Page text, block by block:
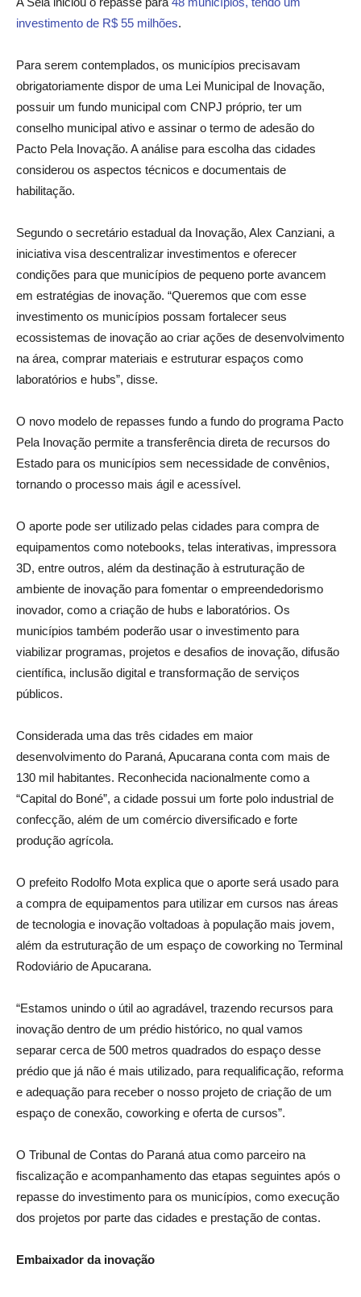
investimento de R$ 55 milhões.
Para serem contemplados, os municípios precisavam
obrigatoriamente dispor de uma Lei Municipal de Inovação,
possuir um fundo municipal com CNPJ próprio, ter um
conselho municipal ativo e assinar o termo de adesão do
Pacto Pela Inovação. A análise para escolha das cidades
considerou os aspectos técnicos e documentais de
habilitação.
Segundo o secretário estadual da Inovação, Alex Canziani, a
iniciativa visa descentralizar investimentos e oferecer
condições para que municípios de pequeno porte avancem
em estratégias de inovação. “Queremos que com esse
investimento os municípios possam fortalecer seus
ecossistemas de inovação ao criar ações de desenvolvimento
na área, comprar materiais e estruturar espaços como
laboratórios e hubs”, disse.
O novo modelo de repasses fundo a fundo do programa Pacto
Pela Inovação permite a transferência direta de recursos do
Estado para os municípios sem necessidade de convênios,
tornando o processo mais ágil e acessível.
O aporte pode ser utilizado pelas cidades para compra de
equipamentos como notebooks, telas interativas, impressora
3D, entre outros, além da destinação à estruturação de
ambiente de inovação para fomentar o empreendedorismo
inovador, como a criação de hubs e laboratórios. Os
municípios também poderão usar o investimento para
viabilizar programas, projetos e desafios de inovação, difusão
científica, inclusão digital e transformação de serviços
públicos.
Considerada uma das três cidades em maior
desenvolvimento do Paraná, Apucarana conta com mais de
130 mil habitantes. Reconhecida nacionalmente como a
“Capital do Boné”, a cidade possui um forte polo industrial de
confecção, além de um comércio diversificado e forte
produção agrícola.
O prefeito Rodolfo Mota explica que o aporte será usado para
a compra de equipamentos para utilizar em cursos nas áreas
de tecnologia e inovação voltadoas à população mais jovem,
além da estruturação de um espaço de coworking no Terminal
Rodoviário de Apucarana.
“Estamos unindo o útil ao agradável, trazendo recursos para
inovação dentro de um prédio histórico, no qual vamos
separar cerca de 500 metros quadrados do espaço desse
prédio que já não é mais utilizado, para requalificação, reforma
e adequação para receber o nosso projeto de criação de um
espaço de conexão, coworking e oferta de cursos”.
O Tribunal de Contas do Paraná atua como parceiro na
fiscalização e acompanhamento das etapas seguintes após o
repasse do investimento para os municípios, como execução
dos projetos por parte das cidades e prestação de contas.
Embaixador da inovação